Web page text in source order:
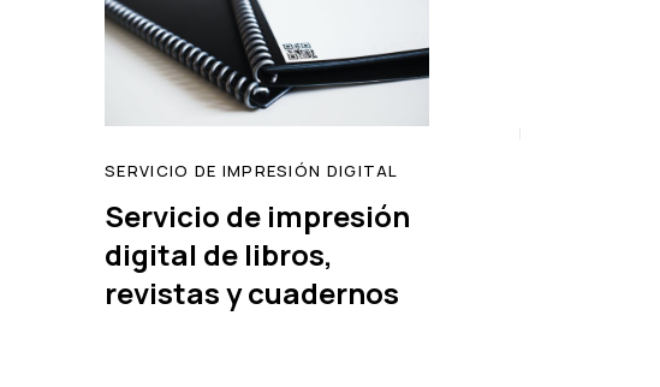
SERVICIO DE IMPRESIÓN DIGITAL
Servicio de impresión
digital de libros,
revistas y cuadernos